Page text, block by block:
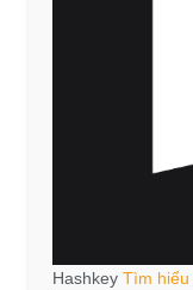
Hashkey Tìm